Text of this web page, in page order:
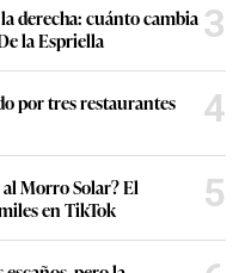
derecha: cuánto cambia
la Espriella
3
por tres restaurantes
4
Morro Solar? El
en TikTok
5